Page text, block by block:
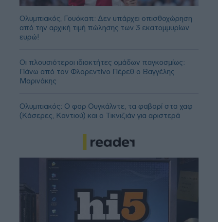
Ολυμπιακός, Γουόκαπ: Δεν υπάρχει οπισθοχώρηση
από την αρχική τιμή πώλησης των 3 εκατομμυρίων
ευρώ!
Οι πλουσιότεροι ιδιοκτήτες ομάδων παγκοσμίως:
Πάνω από τον Φλορεντίνο Πέρεθ ο Βαγγέλης
Μαρινάκης
Ολυμπιακός: Ο φορ Ουγκάλντε, τα φαβορί στα χαφ
(Κάσερες, Καντιού) και ο Τικνιζιάν για αριστερά